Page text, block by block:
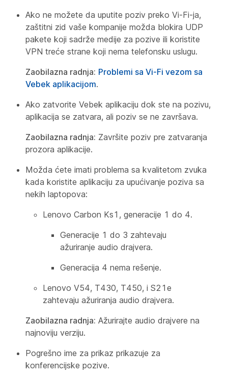
Ako ne možete da uputite poziv preko Vi-Fi-ja,
zaštitni zid vaše kompanije možda blokira UDP
pakete koji sadrže medije za pozive ili koristite
VPN treće strane koji nema telefonsku uslugu.
Zaobilazna radnja: Problemi sa Vi-Fi vezom sa
Vebek aplikacijom.
Ako zatvorite Vebek aplikaciju dok ste na pozivu,
aplikacija se zatvara, ali poziv se ne završava.
Zaobilazna radnja: Završite poziv pre zatvaranja
prozora aplikacije.
Možda ćete imati problema sa kvalitetom zvuka
kada koristite aplikaciju za upućivanje poziva sa
nekih laptopova:
Lenovo Carbon Ks1, generacije 1 do 4.
Generacije 1 do 3 zahtevaju
ažuriranje audio drajvera.
Generacija 4 nema rešenje.
Lenovo V54, T430, T450, i S21e
zahtevaju ažuriranja audio drajvera.
Zaobilazna radnja: Ažurirajte audio drajvere na
najnoviju verziju.
Pogrešno ime za prikaz prikazuje za
konferencijske pozive.